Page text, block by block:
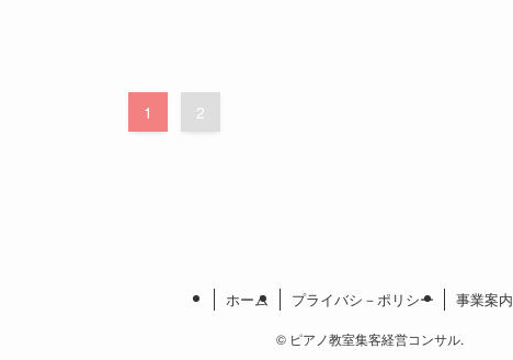
1 2
ホーム プライバシ－ポリシー 事業案内
©ピアノ教室集客経営コンサル.